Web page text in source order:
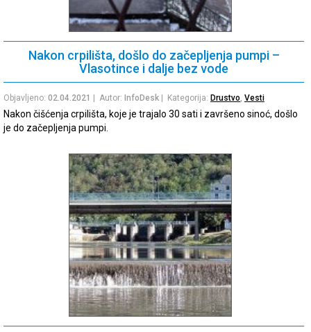
Nakon crpilišta, došlo do začepljenja pumpi –
Vlasotince i dalje bez vode
Objavljeno: 02.04.2021 | Autor: InfoDesk | Kategorija: Drustvo Vesti
Nakon čišćenja crpilišta, koje je trajalo 30 sati i završeno sinoć, došlo
je do začepljenja pumpi.